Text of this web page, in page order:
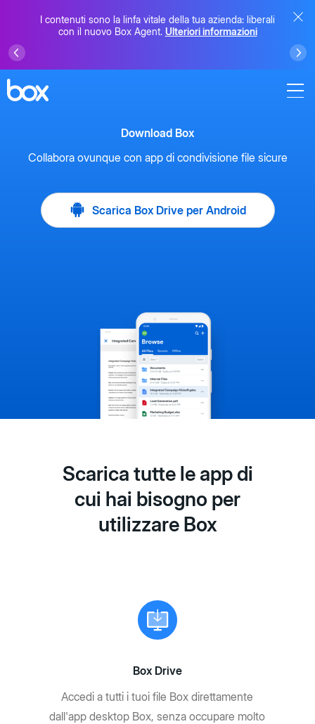
I contenuti sono la linfa vitale della tua azienda: liberali
con il nuovo Box Agent. Ulteriori informazioni
Download Box
Collabora ovunque con app di condivisione file sicure
Scarica Box Drive per Android
Scarica tutte le app di
cui hai bisogno per
utilizzare Box
Box Drive
Accedi a tutti i tuoi file Box direttamente
dall'app desktop Box, senza occupare molto